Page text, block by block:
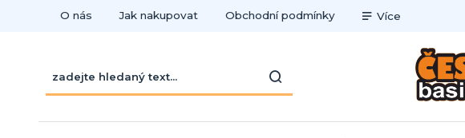
O nás Jak nakupovat Obchodní podmínky Více